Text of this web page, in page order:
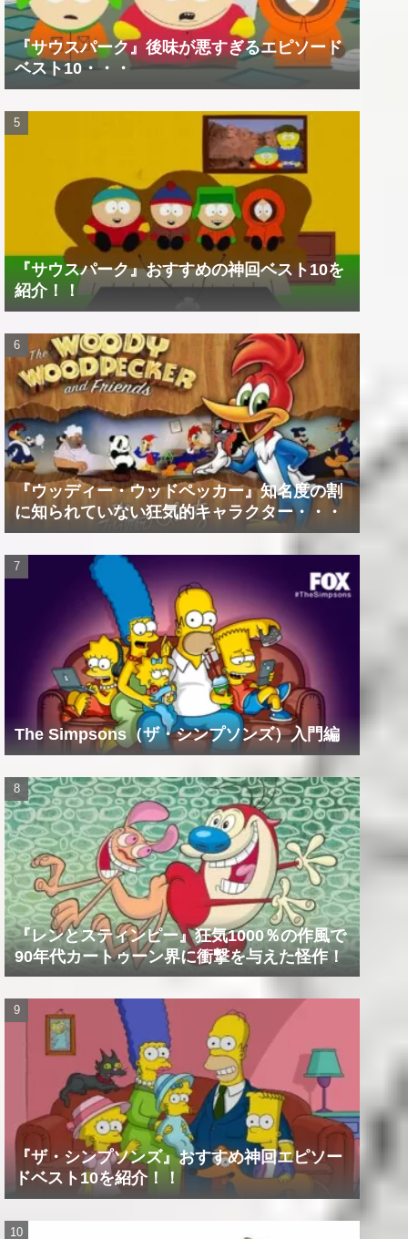
『サウスパーク』後味が悪すぎるエピソード
ベスト10・・・
『サウスパーク』おすすめの神回ベスト10を
紹介！！
『ウッディー・ウッドペッカー』知名度の割
に知られていない狂気的キャラクター・・・
The Simpsons（ザ・シンプソンズ）入門編
『レンとスティンピー』狂気1000％の作風で
90年代カートゥーン界に衝撃を与えた怪作！
『ザ・シンプソンズ』おすすめ神回エピソー
ドベスト10を紹介！！